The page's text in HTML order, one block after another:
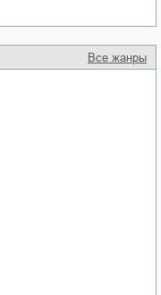
Все жанры